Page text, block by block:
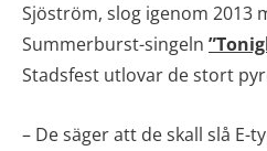
Sjöström, slog igenom 2013
Summerburst-singeln
Stadsfest utlovar de stort
– De säger att de skall slå E-